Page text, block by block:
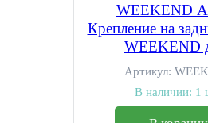
WEEKEND
Крепление на
WEEKEND
Артикул:
В наличии: 1